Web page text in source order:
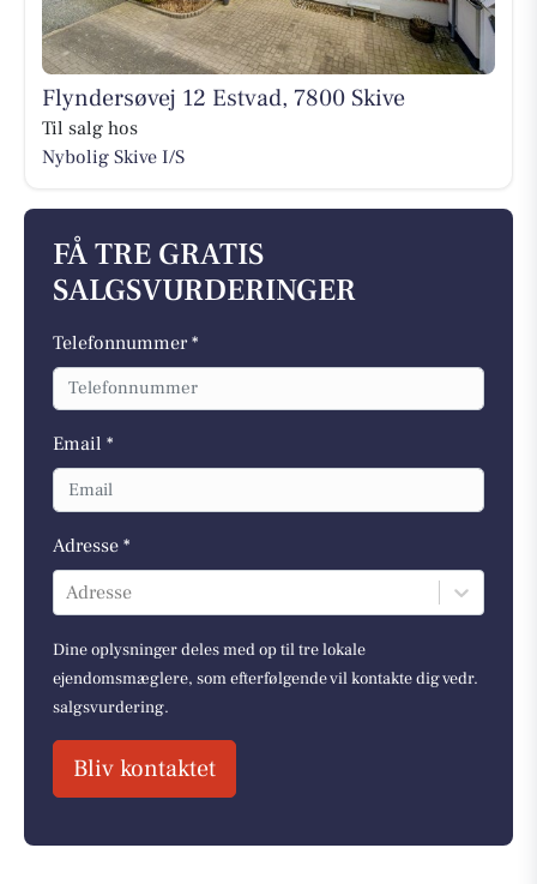
Flyndersøvej 12 Estvad, 7800 Skive
Til salg hos
Nybolig Skive I/S
FÅ TRE GRATIS
SALGSVURDERINGER
Telefonnummer *
Email *
Adresse *
Adresse
Dine oplysninger deles med op til tre lokale
ejendomsmæglere, som efterfølgende vil kontakte dig vedr.
salgsvurdering.
Bliv kontaktet